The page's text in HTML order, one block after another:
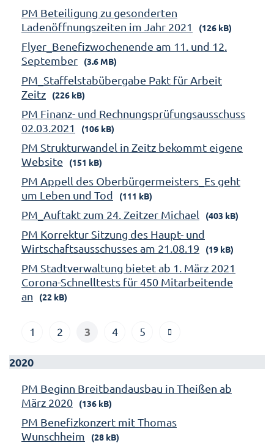
PM Beteiligung zu gesonderten
Ladenöffnungszeiten im Jahr 2021
(126 kB)
Flyer_Benefizwochenende am 11. und 12.
September
(3.6 MB)
PM_Staffelstabübergabe Pakt für Arbeit
Zeitz
(226 kB)
PM Finanz- und Rechnungsprüfungsausschuss
02.03.2021
(106 kB)
PM Strukturwandel in Zeitz bekommt eigene
Website
(151 kB)
PM Appell des Oberbürgermeisters_Es geht
um Leben und Tod
(111 kB)
PM_Auftakt zum 24. Zeitzer Michael (403 kB)
PM Korrektur Sitzung des Haupt- und
Wirtschaftsausschusses am 21.08.19
(19 kB)
PM Stadtverwaltung bietet ab 1. März 2021
Corona-Schnelltests für 450 Mitarbeitende
an
(22 kB)
1 2 3 4 5
2020
PM Beginn Breitbandausbau in Theißen ab
März 2020
(136 kB)
PM Benefizkonzert mit Thomas
Wunschheim
(28 kB)